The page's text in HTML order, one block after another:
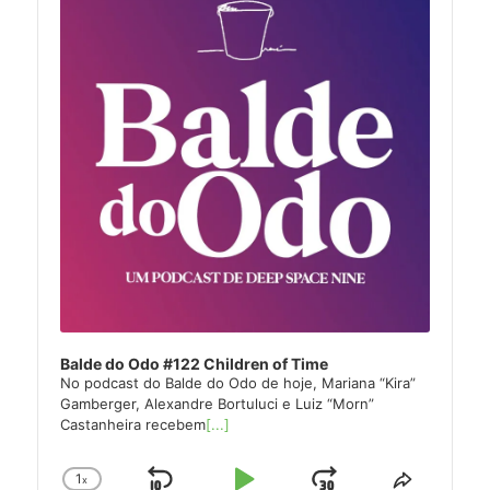
Balde do Odo #122 Children of Time
No podcast do Balde do Odo de hoje, Mariana “Kira”
Gamberger, Alexandre Bortuluci e Luiz “Morn”
Castanheira recebem[...]
1x